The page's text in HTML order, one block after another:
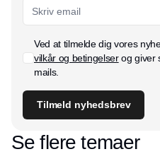
Ved at tilmelde dig vores
vilkår og betingelserog giver
mails.
Tilmeld nyhedsbrev
Se flere temaer